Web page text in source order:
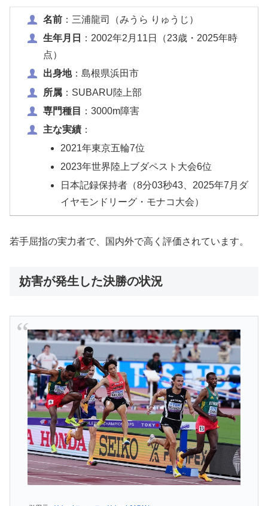
名前：三浦龍司（みうら りゅうじ）
生年月日
：2002年2月11日（23歳・2025年時
点）
出身地：島根県浜田市
所属：SUBARU陸上部
専門種目
：3000m障害
主な実績：
2021年東京五輪7位
2023年世界陸上ブダペスト大会6位
日本記録保持者（8分03秒43、2025年7月ダ
イヤモンドリーグ・モナコ大会）
若手屈指の実力者で、国内外で高く評価されています。
妨害が発生した決勝の状況